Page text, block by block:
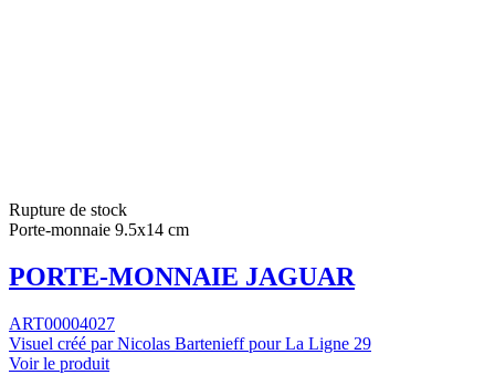
Rupture de stock
Porte-monnaie 9.5x14 cm
PORTE-MONNAIE JAGUAR
ART00004027
Visuel créé par Nicolas Bartenieff pour La Ligne 29
Voir le produit